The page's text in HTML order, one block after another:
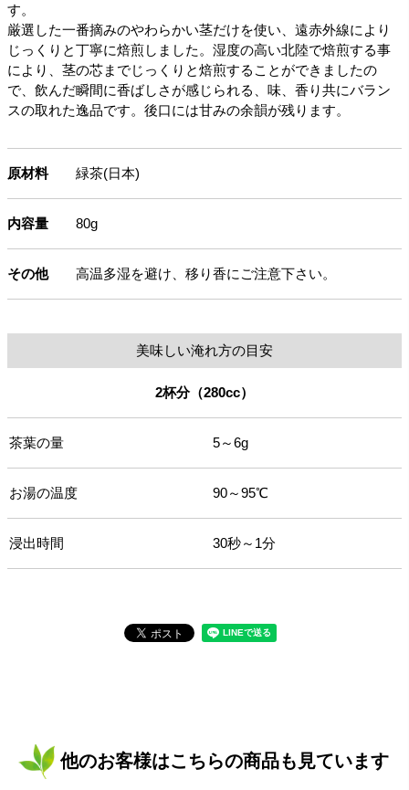
す。
厳選した一番摘みのやわらかい茎だけを使い、遠赤外線により
じっくりと丁寧に焙煎しました。湿度の高い北陸で焙煎する事
により、茎の芯までじっくりと焙煎することができましたの
で、飲んだ瞬間に香ばしさが感じられる、味、香り共にバラン
スの取れた逸品です。後口には甘みの余韻が残ります。
原材料 緑茶(日本)
内容量 80g
その他 高温多湿を避け、移り香にご注意下さい。
美味しい淹れ方の目安
2杯分（280cc）
茶葉の量 5～6g
お湯の温度 90～95℃
浸出時間 30秒～1分
他のお客様はこちらの商品も見ています